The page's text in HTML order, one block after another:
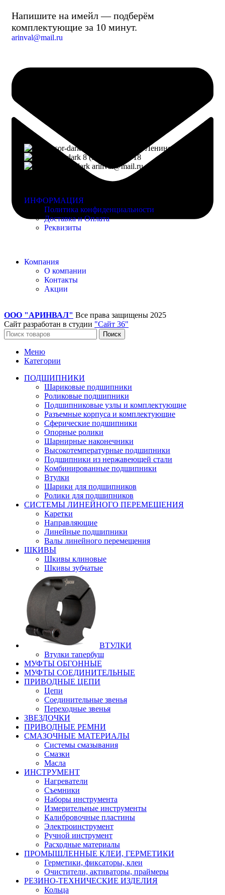
Напишите на имейл — подберём
комплектующие за 10 минут.
arinval@mail.ru
г. Воронеж, пр-кт Ленинский, д. 221
8 (960) 117-98-18
arinval@mail.ru
ИНФОРМАЦИЯ
Политика конфиденциальности
Доставка и Оплата
Реквизиты
Компания
О компании
Контакты
Акции
ООО "АРИНВАЛ" Все права защищены 2025
Сайт разработан в студии "Сайт 36"
Поиск
Меню
Категории
ПОДШИПНИКИ
Шариковые подшипники
Роликовые подшипники
Подшипниковые узлы и комплектующие
Разъемные корпуса и комплектующие
Сферические подшипники
Опорные ролики
Шарнирные наконечники
Высокотемпературные подшипники
Подшипники из нержавеющей стали
Комбинированные подшипники
Втулки
Шарики для подшипников
Ролики для подшипников
СИСТЕМЫ ЛИНЕЙНОГО ПЕРЕМЕЩЕНИЯ
Каретки
Направляющие
Линейные подшипники
Валы линейного перемещения
ШКИВЫ
Шкивы клиновые
Шкивы зубчатые
ВТУЛКИ
Втулки тапербуш
МУФТЫ ОБГОННЫЕ
МУФТЫ СОЕДИНИТЕЛЬНЫЕ
ПРИВОДНЫЕ ЦЕПИ
Цепи
Соединительные звенья
Переходные звенья
ЗВЕЗДОЧКИ
ПРИВОДНЫЕ РЕМНИ
СМАЗОЧНЫЕ МАТЕРИАЛЫ
Системы смазывания
Смазки
Масла
ИНСТРУМЕНТ
Нагреватели
Съемники
Наборы инструмента
Измерительные инструменты
Калибровочные пластины
Электроинструмент
Ручной инструмент
Расходные материалы
ПРОМЫШЛЕННЫЕ КЛЕИ, ГЕРМЕТИКИ
Герметики, фиксаторы, клеи
Очистители, активаторы, праймеры
РЕЗИНО-ТЕХНИЧЕСКИЕ ИЗДЕЛИЯ
Кольца